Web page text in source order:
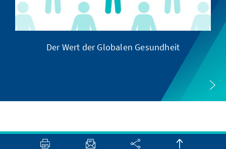
Der Wert der Globalen Gesundheit